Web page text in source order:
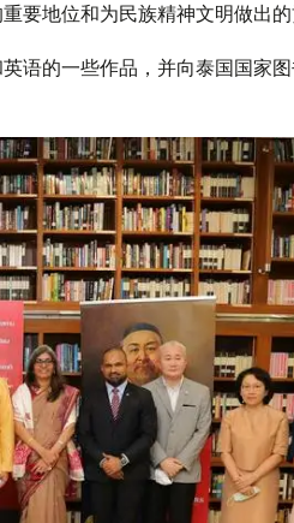
要地位和为民族精神文明做出的
语的一些作品，并向泰国国家